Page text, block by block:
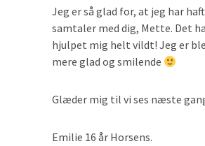
Jeg er så glad for, at jeg har
samtaler med dig, Mette. Det
hjulpet mig helt vildt! Jeg er
mere glad og smilende
Glæder mig til vi ses næste
Emilie 16 år Horsens.